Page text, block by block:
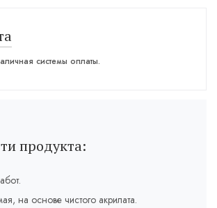
системы оплаты.
продукта:
на основе чистого акрилата.